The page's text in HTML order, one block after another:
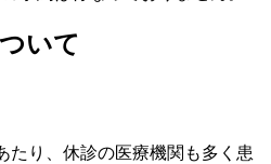
いて
たり、休診の医療機関も多く患